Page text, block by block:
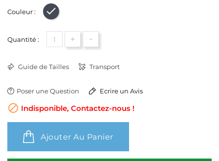
Couleur : Noir
Quantité : + -
Guide de Tailles Transport
Poser une Question Ecrire un Avis
 Indisponible, Contactez-nous !
Ajouter Au Panier